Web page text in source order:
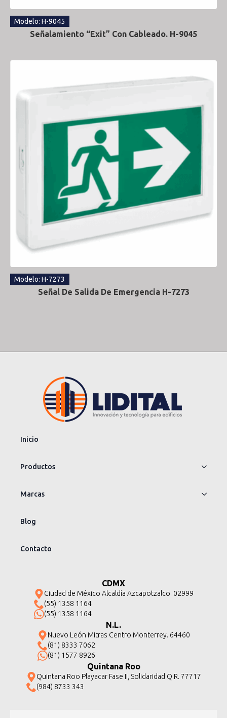
Modelo: H-9045
Señalamiento “Exit” Con Cableado. H-9045
Modelo: H-7273
Señal De Salida De Emergencia H-7273
Inicio
Productos
Marcas
Blog
Contacto
CDMX
Ciudad de México Alcaldía Azcapotzalco. 02999
(55) 1358 1164
(55) 1358 1164
N.L.
Nuevo León Mitras Centro Monterrey. 64460
(81) 8333 7062
(81) 1577 8926
Quintana Roo
Quintana Roo Playacar Fase II, Solidaridad Q.R. 77717
(984) 8733 343